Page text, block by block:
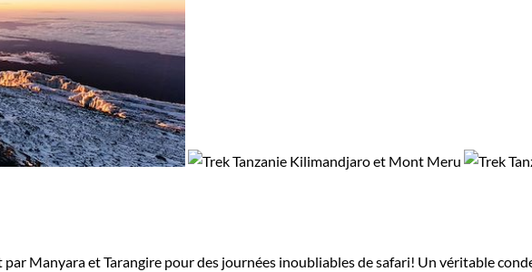
Manyara et Tarangire pour des journées inoubliables de safari! Un véritable